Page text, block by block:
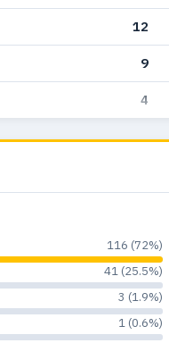
12
9
4
116 (72%)
41 (25.5%)
3 (1.9%)
1 (0.6%)